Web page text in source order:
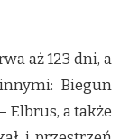
aż 123 dni, a
Biegun
Elbrus, a także